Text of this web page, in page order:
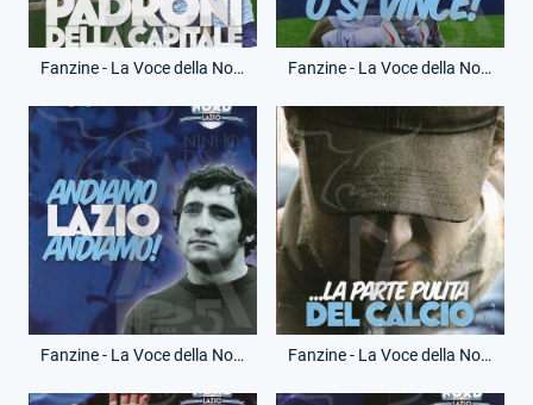
Fanzine - La Voce della Nord - 11 Marzo 2012 - Lazio-Bologna Fanzine - La Voce della Nord - 25 Marzo 2012 - Lazio-Cagliari
Fanzine - La Voce della Nord - 7 Aprile 2012 - Lazio-Napoli Fanzine - La Voce della Nord - 22 Aprile 2012 - Lazio-Lecce